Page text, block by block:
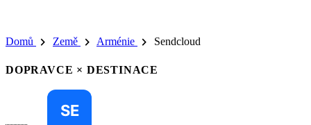
Domů chevron_right Země chevron_right Arménie chevron_right Sendcloud
DOPRAVCE × DESTINACE